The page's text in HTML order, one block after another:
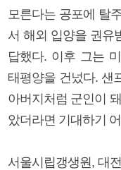
모른다는 공포에 탈
서 해외 입양을 권유
답했다. 이후 그는
태평양을 건넜다. 샌
아버지처럼 군인이
았더라면 기대하기
서울시립갱생원, 대